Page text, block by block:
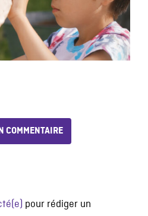
COMMENTAIRE
pour rédiger un